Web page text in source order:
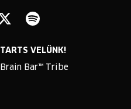
TARTS VELÜNK!
Brain Bar™ Tribe